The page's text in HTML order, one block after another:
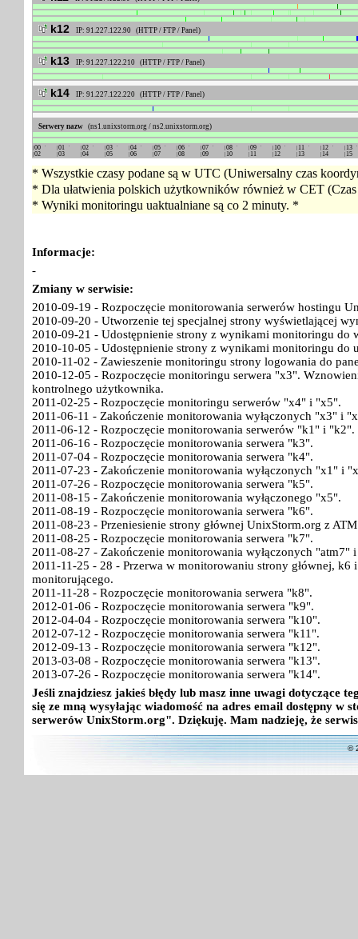
k12 IP: 91.227.122.90 (HTTP / FTP / Panel)
k13 IP: 91.227.122.210 (HTTP / FTP / Panel)
k14 IP: 91.227.122.220 (HTTP / FTP / Panel)
Serwery nazw (ns1.unixstorm.org / ns2.unixstorm.org)
00 01 02 03 04 05 06 07 08 09 10 11 12
13
02
03 04 05 06 07 08 09 10 11 12 13 14 15
* Wszystkie czasy podane są w UTC (Uniwersalny czas
* Dla ułatwienia polskich użytkowników również w CET
* Wyniki monitoringu uaktualniane są co 2 minuty. *
Informacje:
-
Zmiany w serwisie:
2010-09-19 - Rozpoczęcie monitorowania serwerów hostingu
2010-09-20 - Utworzenie tej specjalnej strony wyświetlającej
2010-09-21 - Udostępnienie strony z wynikami monitoringu do
2010-10-05 - Udostępnienie strony z wynikami monitoringu do
2010-11-02 - Zawieszenie monitoringu strony logowania do
2010-12-05 - Rozpoczęcie monitoringu serwera "x3".
kontrolnego użytkownika.
2011-02-25 - Rozpoczęcie monitoringu serwerów "x4" i "x5".
2011-06-11 - Zakończenie monitorowania wyłączonych "x3" i
2011-06-12 - Rozpoczęcie monitorowania serwerów "k1" i "k2".
2011-06-16 - Rozpoczęcie monitorowania serwera "k3".
2011-07-04 - Rozpoczęcie monitorowania serwera "k4".
2011-07-23 - Zakończenie monitorowania wyłączonych "x1" i
2011-07-26 - Rozpoczęcie monitorowania serwera "k5".
2011-08-15 - Zakończenie monitorowania wyłączonego "x5".
2011-08-19 - Rozpoczęcie monitorowania serwera "k6".
2011-08-23 - Przeniesienie strony głównej UnixStorm.org z
2011-08-25 - Rozpoczęcie monitorowania serwera "k7".
2011-08-27 - Zakończenie monitorowania wyłączonych "atm7"
2011-11-25 - 28 - Przerwa w monitorowaniu strony głównej, k6
monitorującego.
2011-11-28 - Rozpoczęcie monitorowania serwera "k8".
2012-01-06 - Rozpoczęcie monitorowania serwera "k9".
2012-04-04 - Rozpoczęcie monitorowania serwera "k10".
2012-07-12 - Rozpoczęcie monitorowania serwera "k11".
2012-09-13 - Rozpoczęcie monitorowania serwera "k12".
2013-03-08 - Rozpoczęcie monitorowania serwera "k13".
2013-07-26 - Rozpoczęcie monitorowania serwera "k14".
Jeśli znajdziesz jakieś błędy lub masz inne uwagi dotyczące
się ze mną wysyłając wiadomość na adres email dostępny
serwerów UnixStorm.org". Dziękuję. Mam nadzieję, że
©